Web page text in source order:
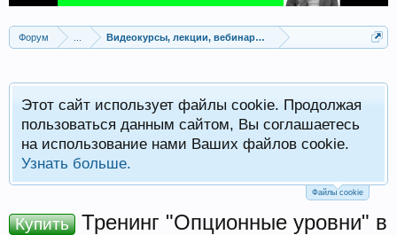
Форум Видеокурсы, лекции, вебинары, учебный материал
Этот сайт использует файлы cookie. Продолжая
пользоваться данным сайтом, Вы соглашаетесь
на использование нами Ваших файлов cookie.
Узнать больше.
Файлы cookie
Купить
Тренинг "Опционные уровни" в